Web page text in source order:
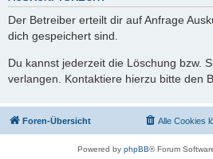
Der Betreiber erteilt dir auf Anfrage
dich gespeichert sind.
Du kannst jederzeit die Löschung bzw.
verlangen. Kontaktiere hierzu bitte den
Foren-Übersicht Alle Cookies
Powered by phpBB® Forum